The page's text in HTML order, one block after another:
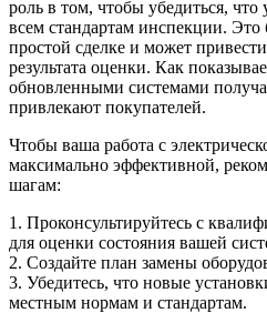
роль в том, чтобы убедиться, что
всем стандартам инспекции. Это
простой сделке и может
результата оценки. Как
обновленными системами
привлекают покупателей.
Чтобы ваша работа с
максимально эффективной,
шагам:
1. Проконсультируйтесь с
для оценки состояния вашей
2. Создайте план замены
3. Убедитесь, что новые
местным нормам и стандартам.